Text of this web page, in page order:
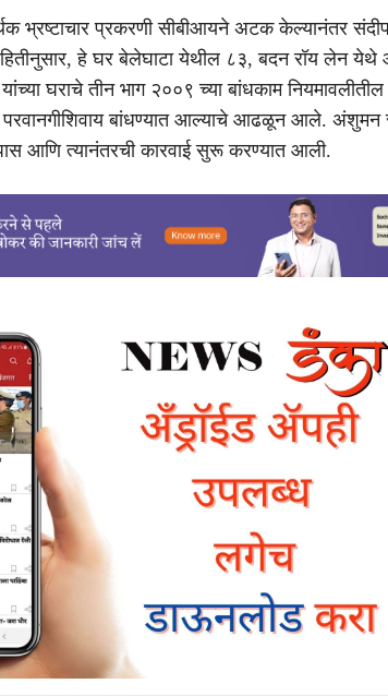
भ्रष्टाचार प्रकरणी सीबीआयने अटक केल्यानंतर
हे घर बेलेघाटा येथील ८३, बदन रॉय लेन
घराचे तीन भाग २००९ च्या बांधकाम
बांधण्यात आल्याचे आढळून आले. अंशुमन
आणि त्यानंतरची कारवाई सुरू करण्यात आली.